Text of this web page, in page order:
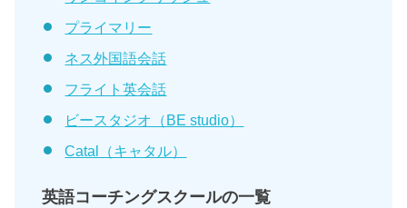
プライマリー
ネス外国語会話
フライト英会話
ビースタジオ（BE studio）
Catal（キャタル）
英語コーチングスクールの一覧